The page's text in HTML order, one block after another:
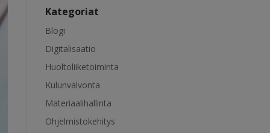
Kategoriat
Blogi
Digitalisaatio
Huoltoliiketoiminta
Kulunvalvonta
Materiaalihallinta
Ohjelmistokehitys